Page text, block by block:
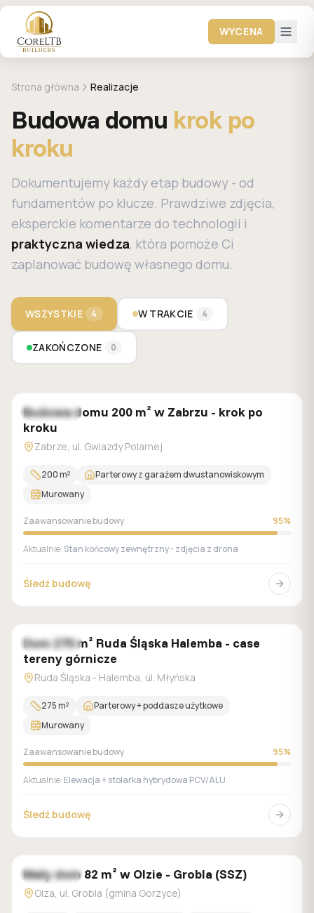
WYCENA
Strona główna Realizacje
Budowa domu krok po
kroku
Dokumentujemy każdy etap budowy - od
fundamentów po klucze. Prawdziwe zdjęcia,
eksperckie komentarze do technologii i
praktyczna wiedza, która pomoże Ci
zaplanować budowę własnego domu.
WSZYSTKIE 4 W TRAKCIE 4
ZAKOŃCZONE 0
W trakcie
Budowa domu 200 m² w Zabrzu - krok po
kroku
Zabrze, ul. Gwiazdy Polarnej
200m²
Parterowy z garażem dwustanowiskowym
Murowany
Zaawansowanie budowy 95%
Aktualnie:Stan końcowy zewnętrzny - zdjęcia z drona
Śledź budowę
W trakcie
Dom 275 m² Ruda Śląska Halemba - case
tereny górnicze
Ruda Śląska - Halemba, ul. Młyńska
275m²
Parterowy + poddasze użytkowe
Murowany
Zaawansowanie budowy 95%
Aktualnie: Elewacja + stolarka hybrydowa PCV/ALU
Śledź budowę
W trakcie
Mały dom 82 m² w Olzie - Grobla (SSZ)
Olza, ul. Grobla (gmina Gorzyce)